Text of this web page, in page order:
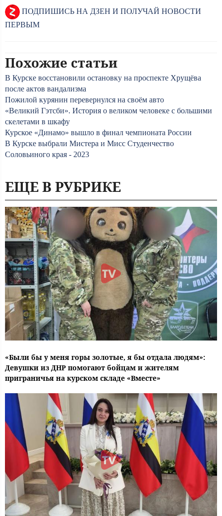
ПОДПИШИСЬ НА ДЗЕН И ПОЛУЧАЙ НОВОСТИ
ПЕРВЫМ
Похожие статьи
В Курске восстановили остановку на проспекте Хрущёва
после актов вандализма
Пожилой курянин перевернулся на своём авто
«Великий Гэтсби». История о великом человеке с большими
скелетами в шкафу
Курское «Динамо» вышло в финал чемпионата России
В Курске выбрали Мистера и Мисс Студенчество
Соловьиного края - 2023
ЕЩЕ В РУБРИКЕ
«Были бы у меня горы золотые, я бы отдала людям»:
Девушки из ДНР помогают бойцам и жителям
приграничья на курском складе «Вместе»